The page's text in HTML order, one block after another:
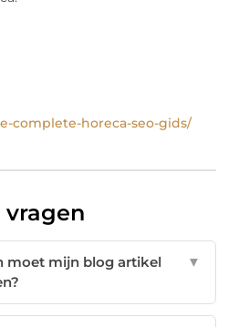
complete-horeca-seo-gids/
vragen
moet mijn blog artikel
▼